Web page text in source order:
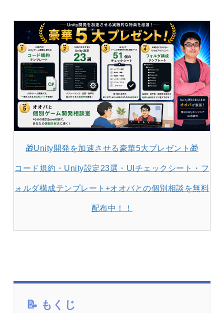
🎁Unity開発を加速させる豪華5大プレゼント🎁
コード規約・Unity設定23選・UIチェックシート・フ
ォルダ構成テンプレート+オオバとの個別相談を無料
配布中！！
もくじ